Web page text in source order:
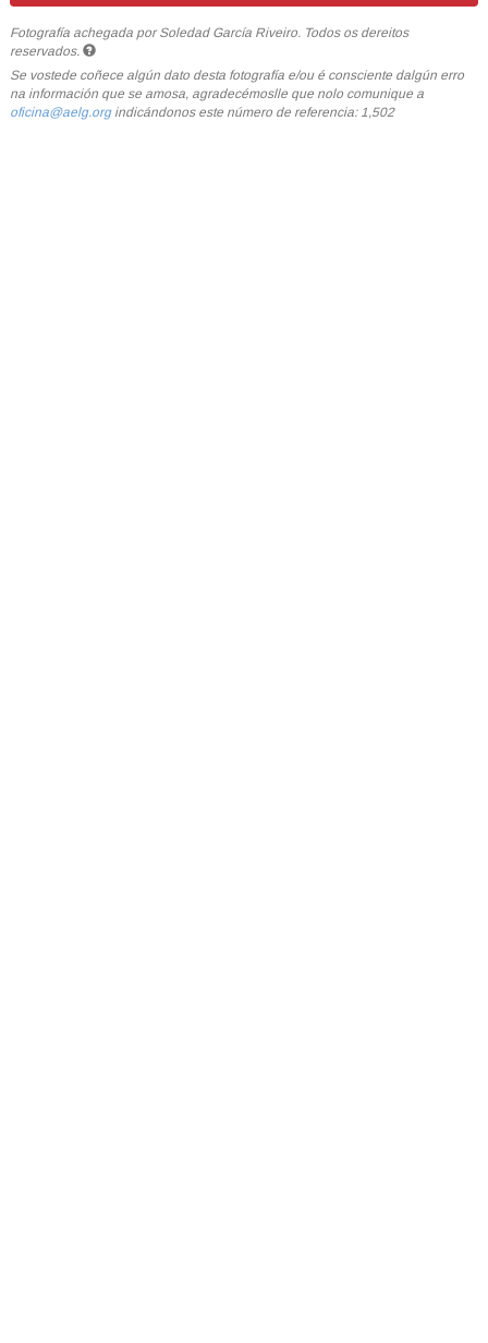
Fotografía achegada por Soledad García Riveiro. Todos os dereitos
reservados.
Se vostede coñece algún dato desta fotografía e/ou é consciente dalgún erro
na información que se amosa, agradecémoslle que nolo comunique a
oficina@aelg.orgindicándonos este número de referencia: 1,502